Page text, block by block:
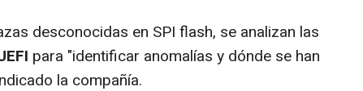
desconocidas en SPI flash, se analizan las
para "identificar anomalías y dónde se han
la compañía.